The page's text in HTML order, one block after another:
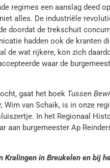
regimes een aanslag deed
alles. De industriële
doordat de trekschuit
hadden ook de kranten
de wat rijkere, kon zich
waar de
gaat het boek Tussen
Wim van Schaik, is in onze
In het Regionaal
aan burgemeester Ap
in Breukelen en bij